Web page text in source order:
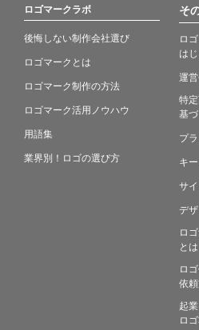
ロゴマークラボ
後悔しない制作会社選び
ロゴマークとは
ロゴマーク制作の方法
ロゴマーク活用ノウハウ
用語集
業界別！ロゴの選び方
そ
ロ
は
運
特
基
プ
キ
サ
デ
ロ
とは
ロ
依
起
ロ